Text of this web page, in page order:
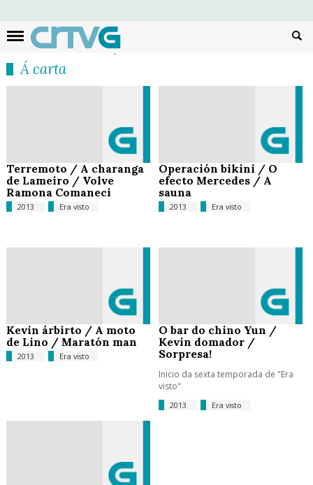
Á carta
Terremoto / A charanga
de Lameiro / Volve
Ramona Comaneci
2013 Era visto
Operación bikini / O
efecto Mercedes / A
sauna
2013 Era visto
Kevin árbirto / A moto
de Lino / Maratón man
2013 Era visto
O bar do chino Yun /
Kevin domador /
Sorpresa!
Inicio da sexta temporada de "Era
visto"
2013 Era visto